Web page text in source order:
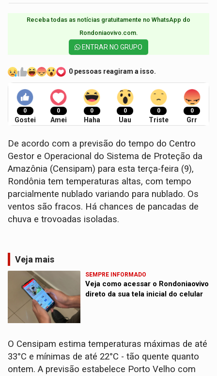
Receba todas as notícias gratuitamente no WhatsApp do
Rondoniaovivo.com.​
ENTRAR NO GRUPO
0 pessoas reagiram a isso.
0
Gostei
0
Amei
0
Haha
0
Uau
0
Triste
0
Grr
De acordo com a previsão do tempo do Centro
Gestor e Operacional do Sistema de Proteção da
Amazônia (Censipam) para esta terça-feira (9),
Rondônia tem temperaturas altas, com tempo
parcialmente nublado variando para nublado. Os
ventos são fracos. Há chances de pancadas de
chuva e trovoadas isoladas.
Veja mais
SEMPRE INFORMADO
Veja como acessar o Rondoniaovivo
direto da sua tela inicial do celular
O Censipam estima temperaturas máximas de até
33°C e mínimas de até 22°C - tão quente quanto
ontem. A previsão estabelece Porto Velho com